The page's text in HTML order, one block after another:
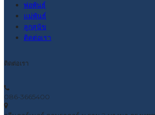
พ่อพันธุ์
แม่พันธุ์
ลูกสุนัข
ติดต่อเรา
ติดต่อเรา
086-3665400